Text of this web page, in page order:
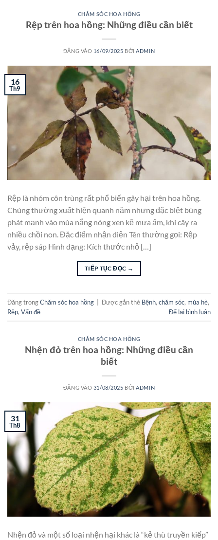
CHĂM SÓC HOA HỒNG
Rệp trên hoa hồng: Những điều cần biết
ĐĂNG VÀO 16/09/2025 BỞIADMIN
16
Th9
Rệp là nhóm côn trùng rất phổ biến gây hại trên hoa hồng.
Chúng thường xuất hiện quanh năm nhưng đặc biệt bùng
phát mạnh vào mùa nắng nóng xen kẽ mưa ẩm, khi cây ra
nhiều chồi non. Đặc điểm nhận diện Tên thường gọi: Rệp
vảy, rệp sáp Hình dạng: Kích thước nhỏ […]
TIẾP TỤC ĐỌC →
Đăng trongChăm sóc hoa hồng Được gắn thẻ Bệnh, chăm sóc, mùa hè,
Rệp, Vấn đề Để lại bình luận
CHĂM SÓC HOA HỒNG
Nhện đỏ trên hoa hồng: Những điều cần
biết
ĐĂNG VÀO 31/08/2025 BỞIADMIN
31
Th8
Nhện đỏ và một số loại nhện hại khác là “kẻ thù truyền kiếp”